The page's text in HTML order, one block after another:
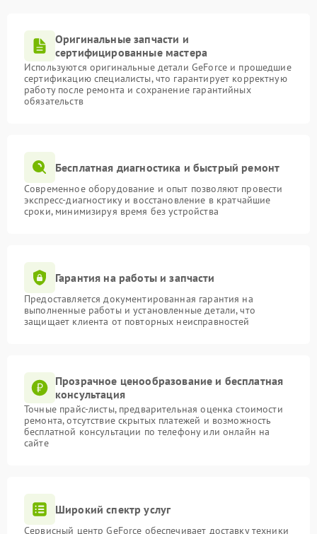
Оригинальные запчасти и
сертифицированные мастера
Используются оригинальные детали GeForce и прошедшие
сертификацию специалисты, что гарантирует корректную
работу после ремонта и сохранение гарантийных
обязательств
Бесплатная диагностика и быстрый ремонт
Современное оборудование и опыт позволяют провести
экспресс-диагностику и восстановление в кратчайшие
сроки, минимизируя время без устройства
Гарантия на работы и запчасти
Предоставляется документированная гарантия на
выполненные работы и установленные детали, что
защищает клиента от повторных неисправностей
Прозрачное ценообразование и бесплатная
консультация
Точные прайс-листы, предварительная оценка стоимости
ремонта, отсутствие скрытых платежей и возможность
бесплатной консультации по телефону или онлайн на
сайте
Широкий спектр услуг
Сервисный центр GeForce обеспечивает доставку техники